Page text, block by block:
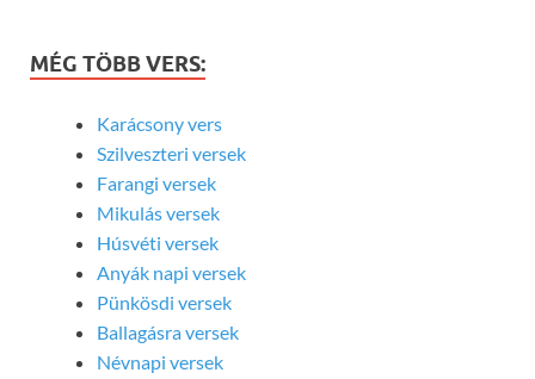
MÉG TÖBB VERS:
Karácsony vers
Szilveszteri versek
Farangi versek
Mikulás versek
Húsvéti versek
Anyák napi versek
Pünkösdi versek
Ballagásra versek
Névnapi versek